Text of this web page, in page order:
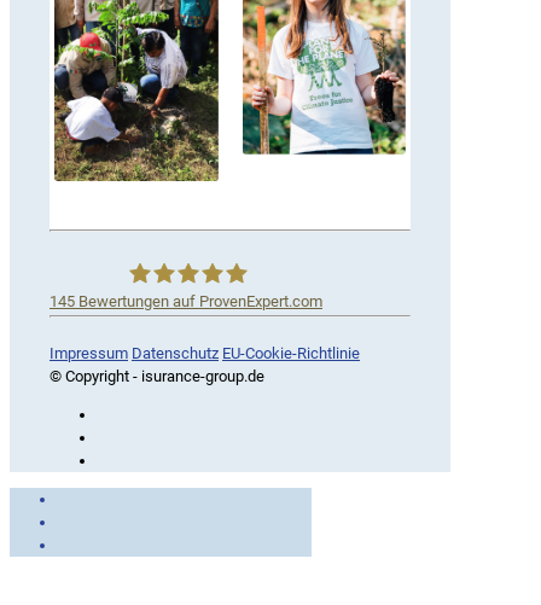
iSurance
145 Bewertungen auf ProvenExpert.com
Impressum Datenschutz EU-Cookie-Richtlinie
© Copyright - isurance-group.de